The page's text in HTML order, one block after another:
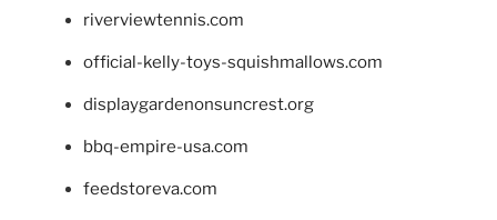
riverviewtennis.com
official-kelly-toys-squishmallows.com
displaygardenonsuncrest.org
bbq-empire-usa.com
feedstoreva.com